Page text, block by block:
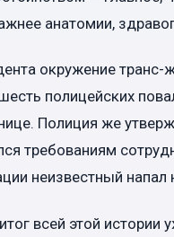
анатомии,
окружение
полицейских
Полиция же
требованиям
неизвестный напал
всей этой